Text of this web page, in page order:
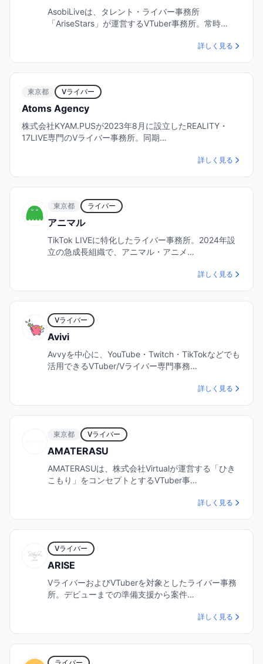
AsobiLiveは、タレント・ライバー事務所
「AriseStars」が運営するVTuber事務所。常時…
詳しく見る
東京都 Vライバー
Atoms Agency
株式会社KYAM.PUSが2023年8月に設立したREALITY・
17LIVE専門のVライバー事務所。同期…
詳しく見る
東京都 ライバー
アニマル
TikTok LIVEに特化したライバー事務所。2024年設
立の急成長組織で、アニマル・アニメ…
詳しく見る
Vライバー
Avivi
Avvyを中心に、YouTube・Twitch・TikTokなどでも
活用できるVTuber/Vライバー専門事務…
詳しく見る
東京都 Vライバー
AMATERASU
AMATERASUは、株式会社Virtualが運営する「ひき
こもり」をコンセプトとするVTuber事…
詳しく見る
Vライバー
ARISE
VライバーおよびVTuberを対象としたライバー事務
所。デビューまでの準備支援から案件…
詳しく見る